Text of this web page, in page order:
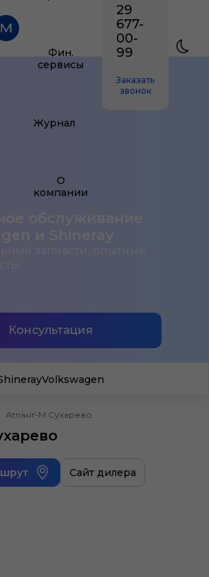
Фин.
сервисы
Журнал
О
компании
29
677-
00-
99
Заказать
звонок
Консультация
Volkswagen
Атлант-М Сухарево
Сайт дилера